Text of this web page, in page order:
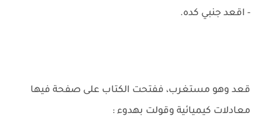
- اقعد جنبي كده.
قعد وهو مستغرب، ففتحت الكتاب على صفحة فيها
معادلات كيميائية وقولت بهدوء :